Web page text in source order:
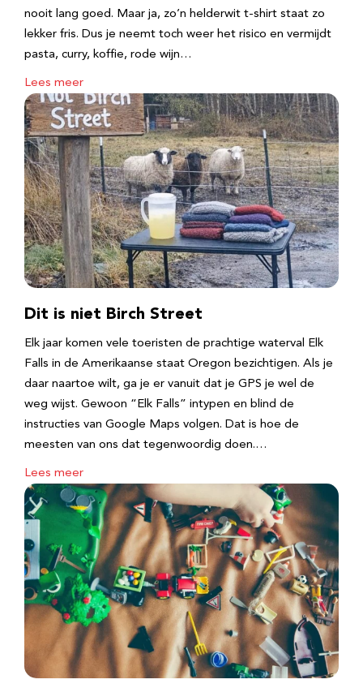
nooit lang goed. Maar ja, zo’n helderwit t-shirt staat zo
lekker fris. Dus je neemt toch weer het risico en vermijdt
pasta, curry, koffie, rode wijn…
Lees meer
Dit is niet Birch Street
Elk jaar komen vele toeristen de prachtige waterval Elk
Falls in de Amerikaanse staat Oregon bezichtigen. Als je
daar naartoe wilt, ga je er vanuit dat je GPS je wel de
weg wijst. Gewoon “Elk Falls” intypen en blind de
instructies van Google Maps volgen. Dat is hoe de
meesten van ons dat tegenwoordig doen.…
Lees meer